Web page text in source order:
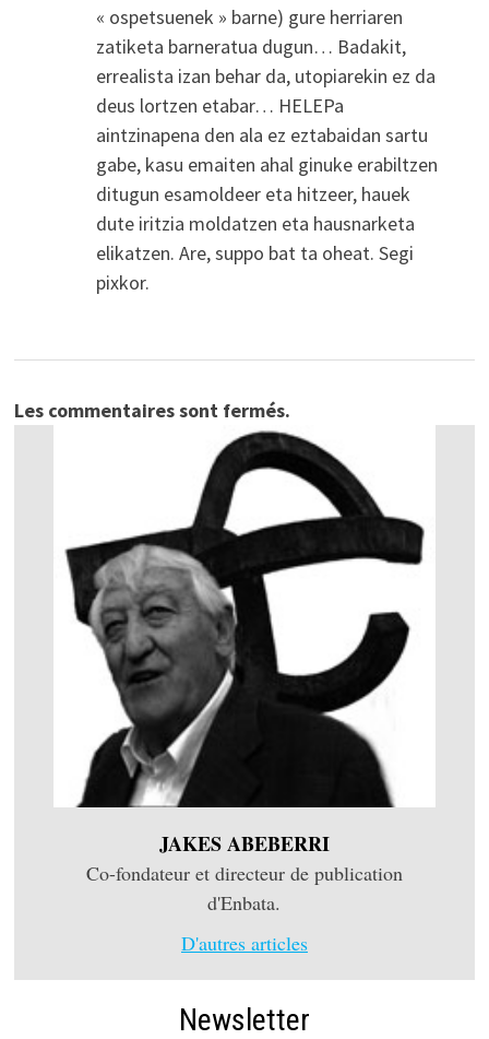
« ospetsuenek » barne) gure herriaren
zatiketa barneratua dugun… Badakit,
errealista izan behar da, utopiarekin ez da
deus lortzen etabar… HELEPa
aintzinapena den ala ez eztabaidan sartu
gabe, kasu emaiten ahal ginuke erabiltzen
ditugun esamoldeer eta hitzeer, hauek
dute iritzia moldatzen eta hausnarketa
elikatzen. Are, suppo bat ta oheat. Segi
pixkor.
Les commentaires sont fermés.
JAKES ABEBERRI
Co-fondateur et directeur de publication
d'Enbata.
D'autres articles
Newsletter